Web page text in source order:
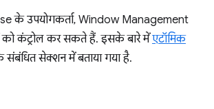
के उपयोगकर्ता, Window Management
कंट्रोल कर सकते हैं. इसके बारे मेंएटॉमिक
सेक्शन में बताया गया है.